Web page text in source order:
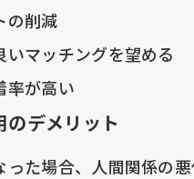
の削減
いマッチングを望める
率が高い
のデメリット
った場合、人間関係の